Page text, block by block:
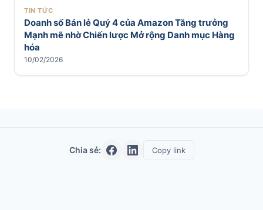
TIN TỨC
Doanh số Bán lẻ Quý 4 của Amazon Tăng trưởng
Mạnh mẽ nhờ Chiến lược Mở rộng Danh mục Hàng
hóa
10/02/2026
Chia sẻ: Copy link